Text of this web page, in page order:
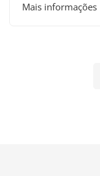
Mais informações